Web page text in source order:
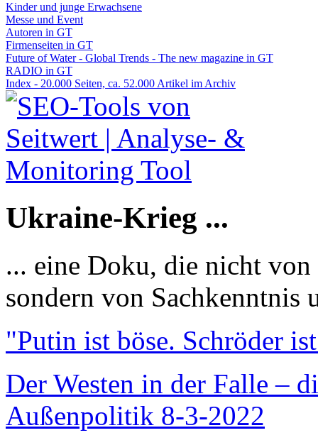
Kinder und junge Erwachsene
Messe und Event
Autoren in GT
Firmenseiten in GT
Future of Water - Global Trends - The new magazine in GT
RADIO in GT
Index - 20.000 Seiten, ca. 52.000 Artikel im Archiv
Ukraine-Krieg ...
... eine Doku, die nicht
sondern von Sachkenntnis
"Putin ist böse. Schröder
Der Westen in der Falle –
Außenpolitik 8-3-2022